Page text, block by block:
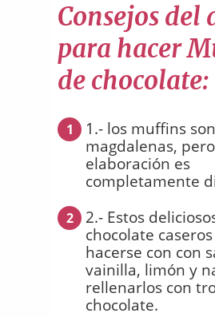
Consejos del
para hacer
de chocolate:
1
1.- los muffins
magdalenas,
elaboración es
completamente
2
2.- Estos
chocolate
hacerse con con
vainilla, limón y
rellenarlos con
chocolate.